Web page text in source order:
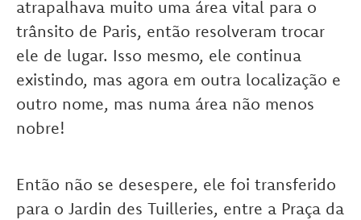
atrapalhava muito uma área vital para o
trânsito de Paris, então resolveram trocar
ele de lugar. Isso mesmo, ele continua
existindo, mas agora em outra localização e
outro nome, mas numa área não menos
nobre!
Então não se desespere, ele foi transferido
para o Jardin des Tuilleries, entre a Praça da